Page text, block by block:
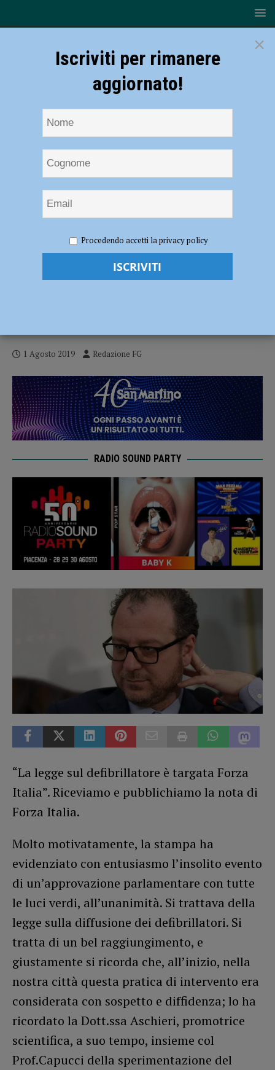
defibrillatore”: “E’ targata Forza Italia, anche se altri vogliono
attribuirsi i meriti”
Legge sul defibrillatore”: “E’ targata
1 Agosto 2019 Redazione FG
RADIO SOUND PARTY
“La legge sul defibrillatore è targata Forza
Italia”. Riceviamo e pubblichiamo la nota di
Forza Italia.
Molto motivatamente, la stampa ha
evidenziato con entusiasmo l’insolito evento
di un’approvazione parlamentare con tutte
le luci verdi, all’unanimità. Si trattava della
legge sulla diffusione dei defibrillatori. Si
tratta di un bel raggiungimento, e
giustamente si ricorda che, all’inizio, nella
nostra città questa pratica di intervento era
considerata con sospetto e diffidenza; lo ha
ricordato la Dott.ssa Aschieri, promotrice
scientifica, a suo tempo, insieme col
Prof.Capucci della sperimentazione del
×
Iscriviti per rimanere
aggiornato!
Procedendo accetti la privacy policy